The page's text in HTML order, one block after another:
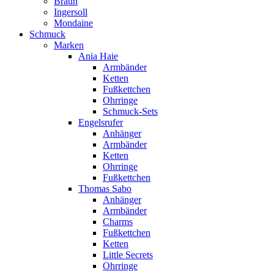
Ingersoll
Mondaine
Schmuck
Marken
Ania Haie
Armbänder
Ketten
Fußkettchen
Ohrringe
Schmuck-Sets
Engelsrufer
Anhänger
Armbänder
Ketten
Ohrringe
Fußkettchen
Thomas Sabo
Anhänger
Armbänder
Charms
Fußkettchen
Ketten
Little Secrets
Ohrringe